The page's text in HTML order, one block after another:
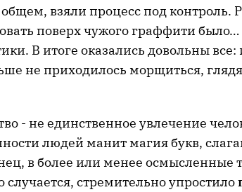
взяли процесс под контроль.
поверх чужого граффити
В итоге оказались довольны все:
не приходилось морщиться, глядя
- не единственное увлечение
людей манит магия букв,
в более или менее осмысленные
случается, стремительно упростило